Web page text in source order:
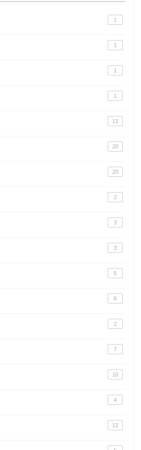
1
1
1
1
12
20
20
2
3
3
5
6
2
7
10
4
12